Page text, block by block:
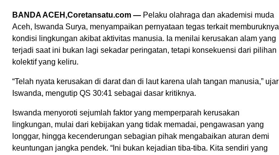
BANDA ACEH,Coretansatu.com — Pelaku olahraga dan akademisi muda
Aceh, Iswanda Surya, menyampaikan pernyataan tegas terkait memburuknya
kondisi lingkungan akibat aktivitas manusia. Ia menilai kerusakan alam yang
terjadi saat ini bukan lagi sekadar peringatan, tetapi konsekuensi dari pilihan
kolektif yang keliru.
“Telah nyata kerusakan di darat dan di laut karena ulah tangan manusia,” ujar
Iswanda, mengutip QS 30:41 sebagai dasar kritiknya.
Iswanda menyoroti sejumlah faktor yang memperparah kerusakan
lingkungan, mulai dari kebijakan yang tidak memadai, pengawasan yang
longgar, hingga kecenderungan sebagian pihak mengabaikan aturan demi
keuntungan jangka pendek. “Ini bukan kejadian tiba-tiba. Kita sendiri yang